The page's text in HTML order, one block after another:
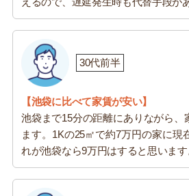
30代前半
【池袋に比べて家賃が安い】
池袋まで15分の距離にありながら、
ます。1Kの25㎡で約7万円の家に現
れが池袋なら9万円はすると思います